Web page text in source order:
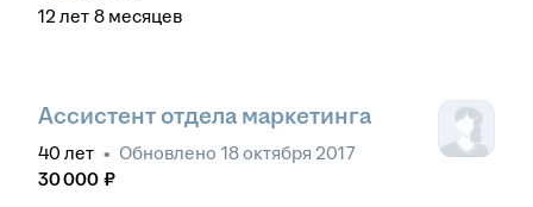
12 лет 8 месяцев
Ассистент отдела маркетинга
40 лет • Обновлено 18 октября 2017
30 000 ₽